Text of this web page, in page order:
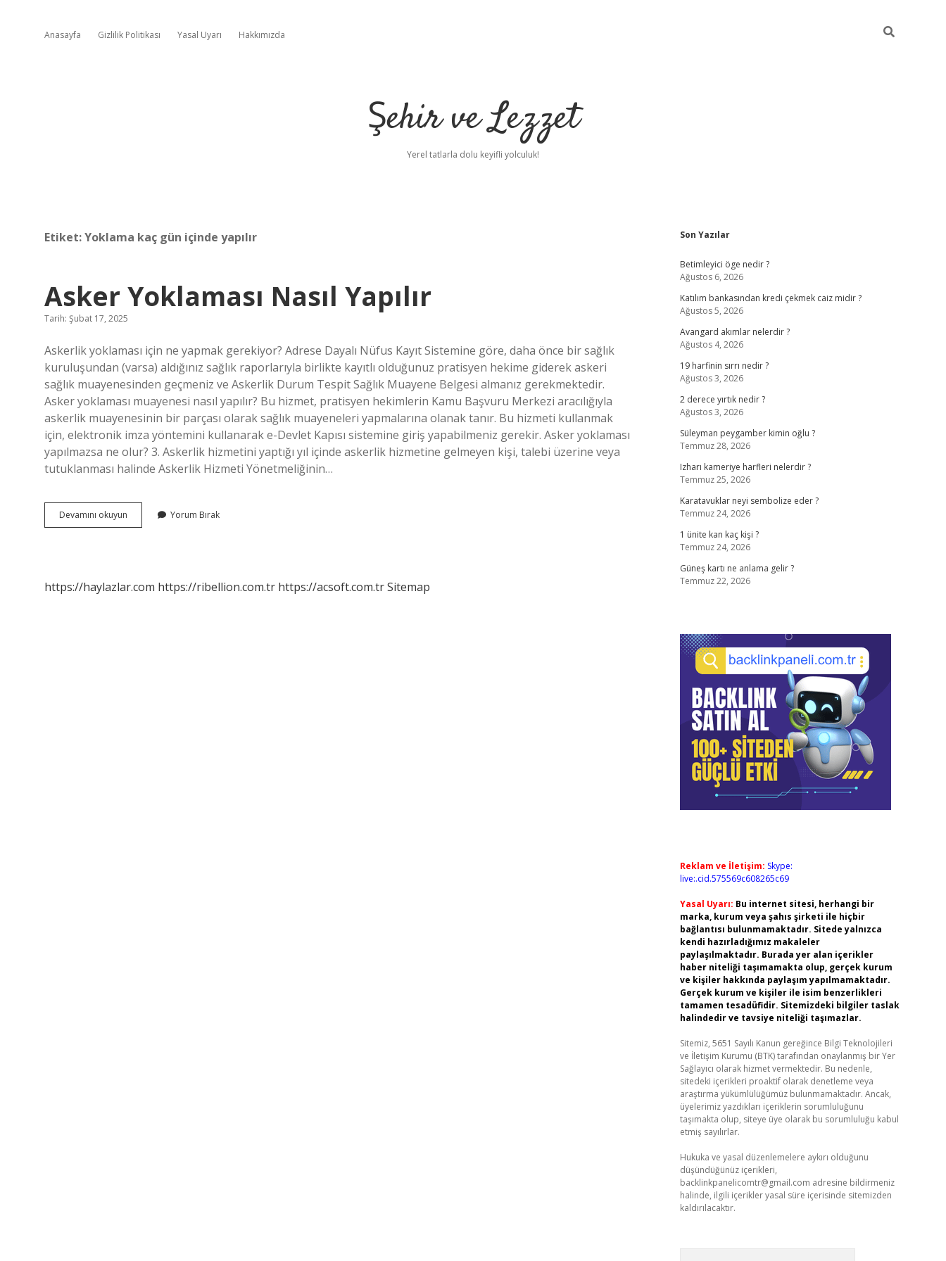
Anasayfa Gizlilik Politikası Yasal Uyarı Hakkımızda
Şehir ve Lezzet
Yerel tatlarla dolu keyifli yolculuk!
Etiket:Yoklama kaç gün içinde yapılır
Asker Yoklaması Nasıl Yapılır
Tarih: Şubat 17, 2025
Askerlik yoklaması için ne yapmak gerekiyor? Adrese Dayalı Nüfus Kayıt Sistemine göre, daha önce bir sağlık
kuruluşundan (varsa) aldığınız sağlık raporlarıyla birlikte kayıtlı olduğunuz pratisyen hekime giderek askeri
sağlık muayenesinden geçmeniz ve Askerlik Durum Tespit Sağlık Muayene Belgesi almanız gerekmektedir.
Asker yoklaması muayenesi nasıl yapılır? Bu hizmet, pratisyen hekimlerin Kamu Başvuru Merkezi aracılığıyla
askerlik muayenesinin bir parçası olarak sağlık muayeneleri yapmalarına olanak tanır. Bu hizmeti kullanmak
için, elektronik imza yöntemini kullanarak e-Devlet Kapısı sistemine giriş yapabilmeniz gerekir. Asker yoklaması
yapılmazsa ne olur? 3. Askerlik hizmetini yaptığı yıl içinde askerlik hizmetine gelmeyen kişi, talebi üzerine veya
tutuklanması halinde Askerlik Hizmeti Yönetmeliğinin…
Devamını okuyun
Yoklaması
Yorum Bırak
https://haylazlar.com https://ribellion.com.tr https://acsoft.com.trSitemap
Sidebar
Son Yazılar
Betimleyici öge nedir ?
Ağustos 6, 2026
Katılım bankasından kredi çekmek caiz midir ?
Ağustos 5, 2026
Avangard akımlar nelerdir ?
Ağustos 4, 2026
19 harfinin sırrı nedir ?
Ağustos 3, 2026
2 derece yırtık nedir ?
Ağustos 3, 2026
Süleyman peygamber kimin oğlu ?
Temmuz 28, 2026
Izharı kameriye harfleri nelerdir ?
Temmuz 25, 2026
Karatavuklar neyi sembolize eder ?
Temmuz 24, 2026
1 ünite kan kaç kişi ?
Temmuz 24, 2026
Güneş kartı ne anlama gelir ?
Temmuz 22, 2026
Reklam ve İletişim: Skype:
live:.cid.575569c608265c69
Yasal Uyarı: Bu internet sitesi, herhangi bir
marka, kurum veya şahıs şirketi ile hiçbir
bağlantısı bulunmamaktadır. Sitede yalnızca
kendi hazırladığımız makaleler
paylaşılmaktadır. Burada yer alan içerikler
haber niteliği taşımamakta olup, gerçek kurum
ve kişiler hakkında paylaşım yapılmamaktadır.
Gerçek kurum ve kişiler ile isim benzerlikleri
tamamen tesadüfidir. Sitemizdeki bilgiler taslak
halindedir ve tavsiye niteliği taşımazlar.
Sitemiz, 5651 Sayılı Kanun gereğince Bilgi Teknolojileri
ve İletişim Kurumu (BTK) tarafından onaylanmış bir Yer
Sağlayıcı olarak hizmet vermektedir. Bu nedenle,
sitedeki içerikleri proaktif olarak denetleme veya
araştırma yükümlülüğümüz bulunmamaktadır. Ancak,
üyelerimiz yazdıkları içeriklerin sorumluluğunu
taşımakta olup, siteye üye olarak bu sorumluluğu kabul
etmiş sayılırlar.
Hukuka ve yasal düzenlemelere aykırı olduğunu
düşündüğünüz içerikleri,
backlinkpanelicomtr@gmail.com adresine bildirmeniz
halinde, ilgili içerikler yasal süre içerisinde sitemizden
kaldırılacaktır.